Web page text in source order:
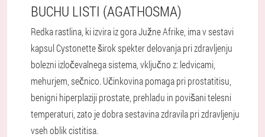
BUCHU LISTI (AGATHOSMA)
Redka rastlina, ki izvira iz gora Južne Afrike, ima v sestavi
kapsul Cystonette širok spekter delovanja pri zdravljenju
bolezni izločevalnega sistema, vključno z: ledvicami,
mehurjem, sečnico. Učinkovina pomaga pri prostatitisu,
benigni hiperplaziji prostate, prehladu in povišani telesni
temperaturi, zato je dobra sestavina zdravila pri zdravljenju
vseh oblik cistitisa.